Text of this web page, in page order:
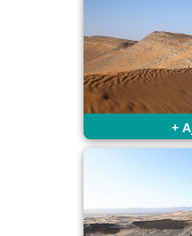
+